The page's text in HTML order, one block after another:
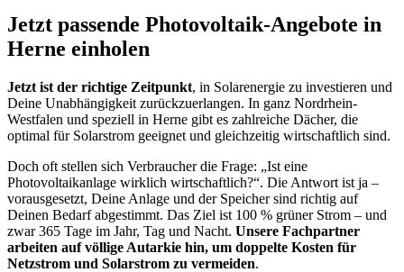
Jetzt passende Photovoltaik-Angebote in
Herne einholen
Jetzt ist der richtige Zeitpunkt, in Solarenergie zu investieren und
Deine Unabhängigkeit zurückzuerlangen. In ganz Nordrhein-
Westfalen und speziell in Herne gibt es zahlreiche Dächer, die
optimal für Solarstrom geeignet und gleichzeitig wirtschaftlich sind.
Doch oft stellen sich Verbraucher die Frage: „Ist eine
Photovoltaikanlage wirklich wirtschaftlich?“. Die Antwort ist ja –
vorausgesetzt, Deine Anlage und der Speicher sind richtig auf
Deinen Bedarf abgestimmt. Das Ziel ist 100 % grüner Strom – und
zwar 365 Tage im Jahr, Tag und Nacht. Unsere Fachpartner
arbeiten auf völlige Autarkie hin, um doppelte Kosten für
Netzstrom und Solarstrom zu vermeiden.